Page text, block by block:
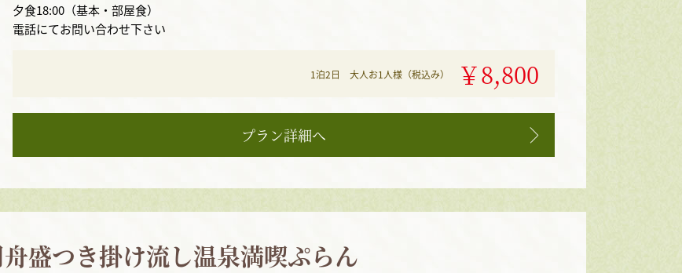
夕食18:00（基本・部屋食）
電話にてお問い合わせ下さい
1泊2日 大人お1人様（税込み） ￥8,800
プラン詳細へ
盛つき掛け流し温泉満喫ぷらん